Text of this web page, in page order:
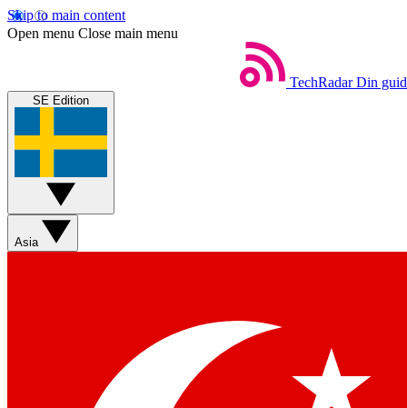
Skip to main content
Open menu Close main menu
TechRadar Din
SE Edition
Asia